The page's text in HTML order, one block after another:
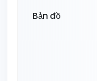
Bản đồ